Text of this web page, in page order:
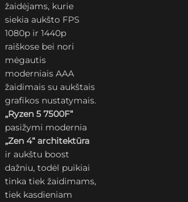
žaidėjams, kurie
siekia aukšto FPS
1080p ir 1440p
raiškose bei nori
mėgautis
moderniais AAA
žaidimais su aukštais
grafikos nustatymais.
„Ryzen 5 7500F“
pasižymi modernia
„Zen 4“ architektūra
ir aukštu boost
dažniu, todėl puikiai
tinka tiek žaidimams,
tiek kasdieniam